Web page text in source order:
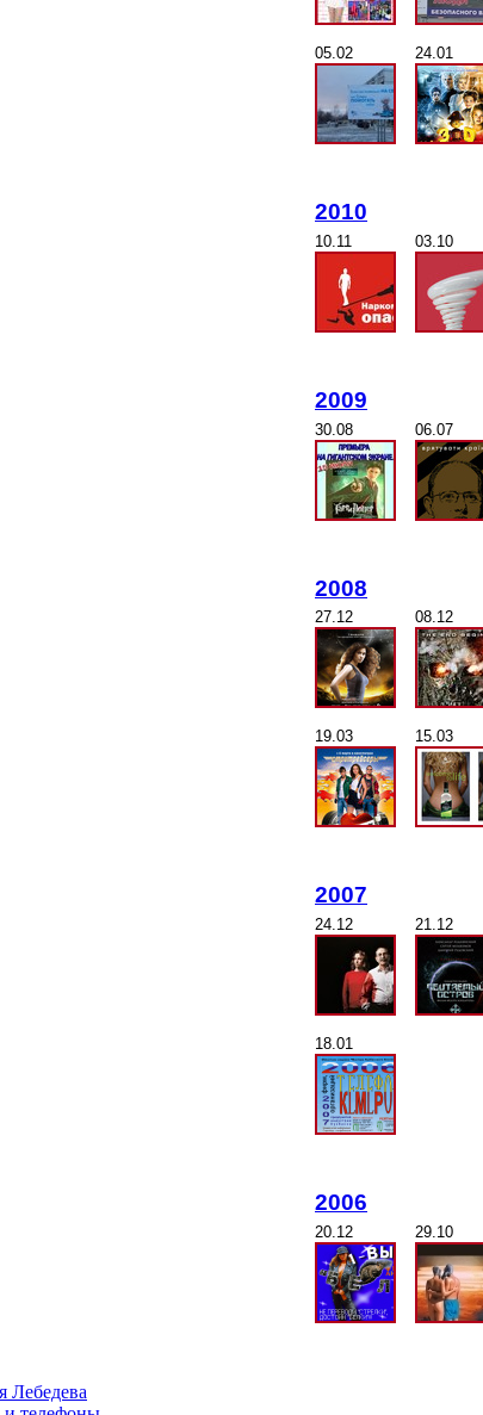
05.02 24.01
2010
10.11 03.10
2009
30.08 06.07
2008
27.12 08.12
19.03 15.03
2007
24.12 21.12
18.01
2006
20.12 29.10
Лебедева